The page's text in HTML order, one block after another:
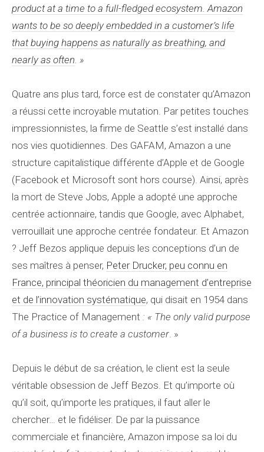
product at a time to a full-fledged ecosystem. Amazon
wants to be so deeply embedded in a customer’s life
that buying happens as naturally as breathing, and
nearly as often. »
Quatre ans plus tard, force est de constater qu’Amazon
a réussi cette incroyable mutation. Par petites touches
impressionnistes, la firme de Seattle s’est installé dans
nos vies quotidiennes. Des GAFAM, Amazon a une
structure capitalistique différente d’Apple et de Google
(Facebook et Microsoft sont hors course). Ainsi, après
la mort de Steve Jobs, Apple a adopté une approche
centrée actionnaire, tandis que Google, avec Alphabet,
verrouillait une approche centrée fondateur. Et Amazon
? Jeff Bezos applique depuis les conceptions d’un de
ses maîtres à penser, Peter Drucker, peu connu en
France, principal théoricien du management d’entreprise
et de l’innovation systématique, qui disait en 1954 dans
The Practice of Management : « The only valid purpose
of a business is to create a customer. »
Depuis le début de sa création, le client est la seule
véritable obsession de Jeff Bezos. Et qu’importe où
qu’il soit, qu’importe les pratiques, il faut aller le
chercher… et le fidéliser. De par la puissance
commerciale et financière, Amazon impose sa loi du